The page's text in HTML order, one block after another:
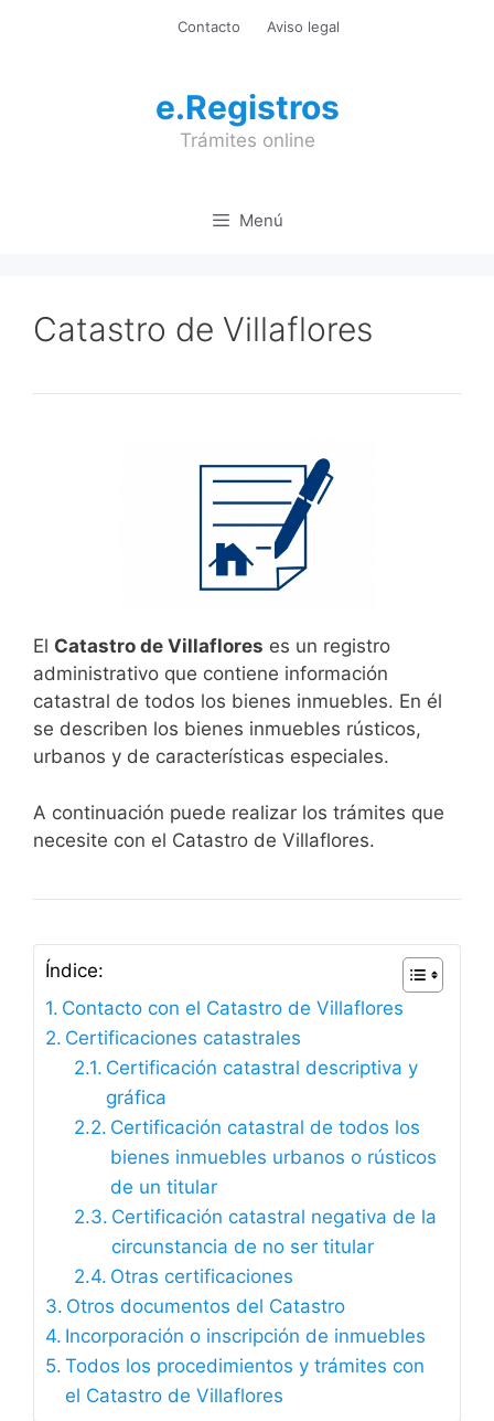
Contacto Aviso legal
e.Registros
Trámites online
Menú
Catastro de Villaflores
El Catastro de Villaflores es un registro
administrativo que contiene información
catastral de todos los bienes inmuebles. En él
se describen los bienes inmuebles rústicos,
urbanos y de características especiales.
A continuación puede realizar los trámites que
necesite con el Catastro de Villaflores.
Índice:
Contacto con el Catastro de Villaflores
Certificaciones catastrales
Certificación catastral descriptiva y
gráfica
Certificación catastral de todos los
bienes inmuebles urbanos o rústicos
de un titular
Certificación catastral negativa de la
circunstancia de no ser titular
Otras certificaciones
Otros documentos del Catastro
Incorporación o inscripción de inmuebles
Todos los procedimientos y trámites con
el Catastro de Villaflores